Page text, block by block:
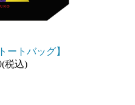
ートバッグ】
税込)